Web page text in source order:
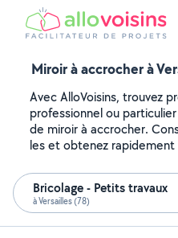
Miroir à accrocher à
Avec AlloVoisins, trouvez
professionnel ou
de miroir à accrocher.
les et obtenez rapidement
Bricolage - Petits travaux
à Versailles (78)